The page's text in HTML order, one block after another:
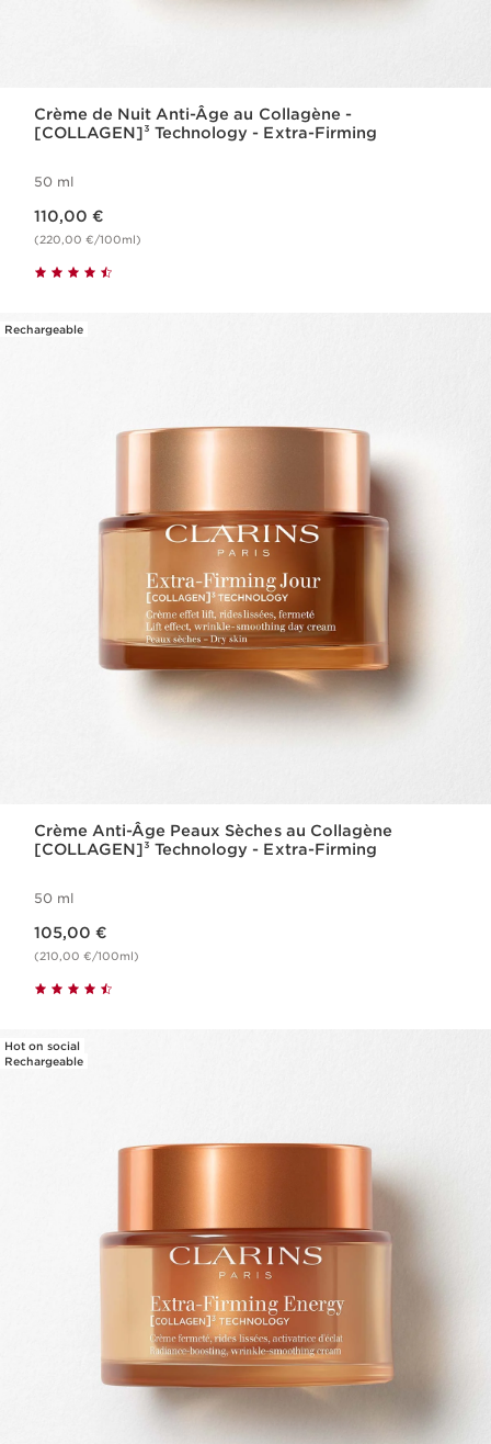
Crème de Nuit Anti-Âge au Collagène -
[COLLAGEN]³ Technology - Extra-Firming
50 ml
110,00 €
(220,00 €/100ml)
Rechargeable
Crème Anti-Âge Peaux Sèches au Collagène
[COLLAGEN]³ Technology - Extra-Firming
50 ml
105,00 €
(210,00 €/100ml)
Hot on social
Rechargeable